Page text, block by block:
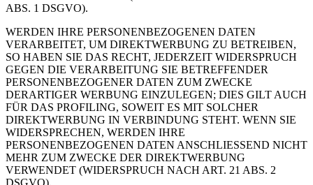
ABS. 1 DSGVO).
WERDEN IHRE PERSONENBEZOGENEN DATEN
VERARBEITET, UM DIREKTWERBUNG ZU BETREIBEN,
SO HABEN SIE DAS RECHT, JEDERZEIT WIDERSPRUCH
GEGEN DIE VERARBEITUNG SIE BETREFFENDER
PERSONENBEZOGENER DATEN ZUM ZWECKE
DERARTIGER WERBUNG EINZULEGEN; DIES GILT AUCH
FÜR DAS PROFILING, SOWEIT ES MIT SOLCHER
DIREKTWERBUNG IN VERBINDUNG STEHT. WENN SIE
WIDERSPRECHEN, WERDEN IHRE
PERSONENBEZOGENEN DATEN ANSCHLIESSEND NICHT
MEHR ZUM ZWECKE DER DIREKTWERBUNG
VERWENDET (WIDERSPRUCH NACH ART. 21 ABS. 2
DSGVO).